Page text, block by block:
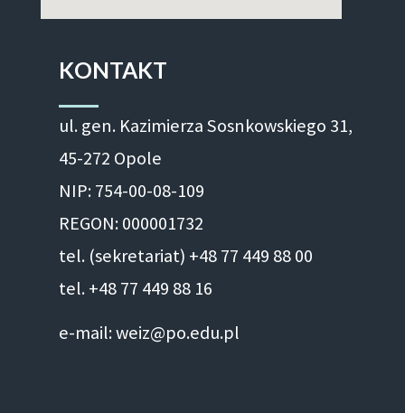
KONTAKT
ul. gen. Kazimierza Sosnkowskiego 31,
45-272 Opole
NIP: 754-00-08-109
REGON: 000001732
tel. (sekretariat) +48 77 449 88 00
tel. +48 77 449 88 16
e-mail: weiz@po.edu.pl